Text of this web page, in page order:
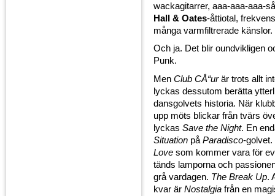
wackagitarrer, aaa-aaa-aaa-
Hall & Oates-åttiotal,
många varmfiltrerade känslor.
Och ja. Det blir oundvikligen
Punk.
Men Club CÅ“urär trots allt
lyckas dessutom berätta
dansgolvets historia. När
upp möts blickar från tvärs
lyckas Save the Night. En
Situation påParadisco-
Love som kommer vara för
tänds lamporna och
grå vardagen. The Break Up.
kvar är Nostalgia från en